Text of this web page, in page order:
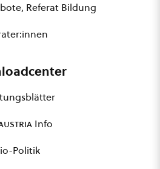
Referat Bildung
Info
Politik